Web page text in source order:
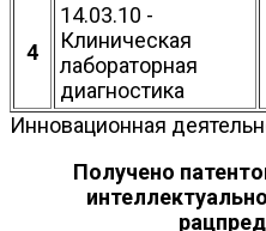
4
14.03.10 -
Клиническая
лабораторная
диагностика
Инновационная
Получено